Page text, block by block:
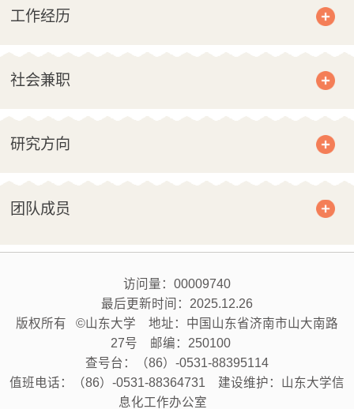
工作经历
社会兼职
研究方向
团队成员
访问量： 00009740
最后更新时间： 2025.12.26
版权所有 ©山东大学 地址：中国山东省济南市山大南路
27号 邮编：250100
查号台：（86）-0531-88395114
值班电话：（86）-0531-88364731 建设维护：山东大学信
息化工作办公室